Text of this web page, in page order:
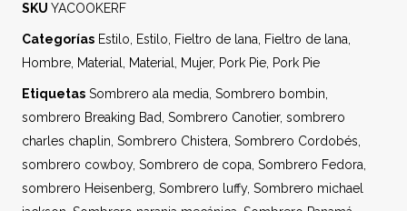
SKU YACOOKERF
Categorías Estilo, Estilo, Fieltro de lana, Fieltro de lana,
Hombre, Material, Material, Mujer, Pork Pie, Pork Pie
Etiquetas Sombrero ala media, Sombrero bombin,
sombrero Breaking Bad, Sombrero Canotier, sombrero
charles chaplin, Sombrero Chistera, Sombrero Cordobés,
sombrero cowboy, Sombrero de copa, Sombrero Fedora,
sombrero Heisenberg, Sombrero luffy, Sombrero michael